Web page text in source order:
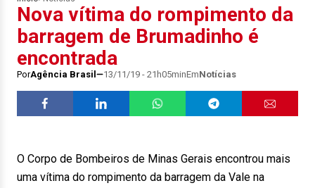
Nova vítima do rompimento da
barragem de Brumadinho é
encontrada
PorAgência Brasil 13/11/19 - 21h05minEmNotícias
O Corpo de Bombeiros de Minas Gerais encontrou mais
uma vítima do rompimento da barragem da Vale na